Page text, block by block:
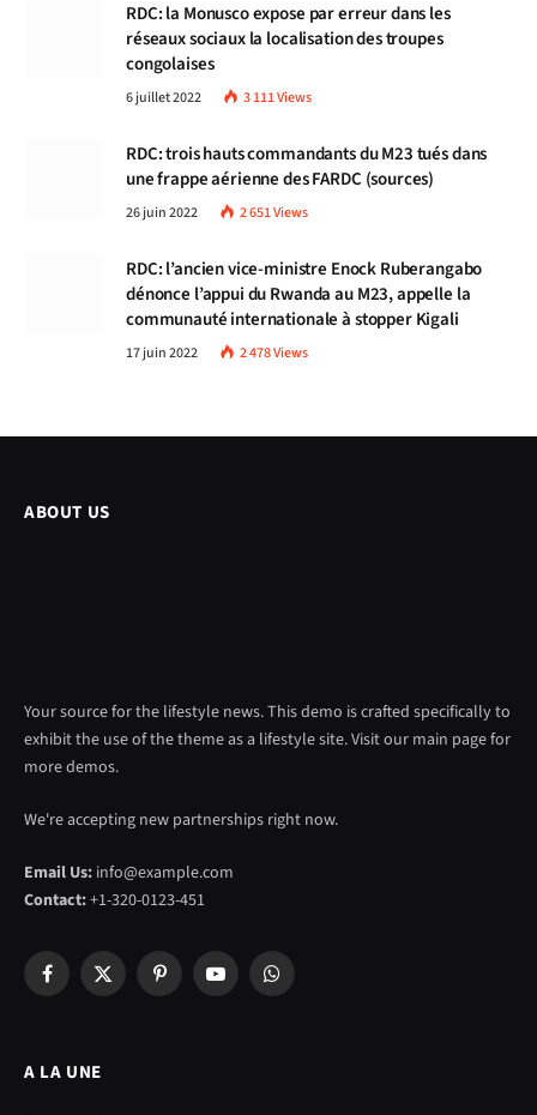
RDC: la Monusco expose par erreur dans les
réseaux sociaux la localisation des troupes
congolaises
6 juillet 2022 3 111Views
RDC: trois hauts commandants du M23 tués dans
une frappe aérienne des FARDC (sources)
26 juin 2022 2 651Views
RDC: l’ancien vice-ministre Enock Ruberangabo
dénonce l’appui du Rwanda au M23, appelle la
communauté internationale à stopper Kigali
17 juin 2022 2 478Views
ABOUT US
Your source for the lifestyle news. This demo is crafted specifically to
exhibit the use of the theme as a lifestyle site. Visit our main page for
more demos.
We're accepting new partnerships right now.
Email Us: info@example.com
Contact:+1-320-0123-451
Facebook
X
PinterestYouTubeWhatsApp
A LA UNE